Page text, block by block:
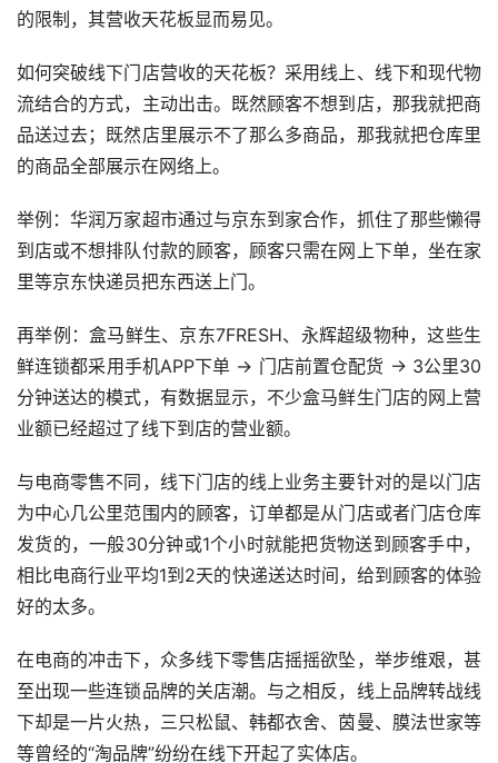
的限制，其营收天花板显而易见。
如何突破线下门店营收的天花板？采用线上、线下和现代物
流结合的方式，主动出击。既然顾客不想到店，那我就把商
品送过去；既然店里展示不了那么多商品，那我就把仓库里
的商品全部展示在网络上。
举例：华润万家超市通过与京东到家合作，抓住了那些懒得
到店或不想排队付款的顾客，顾客只需在网上下单，坐在家
里等京东快递员把东西送上门。
再举例：盒马鲜生、京东7FRESH、永辉超级物种，这些生
鲜连锁都采用手机APP下单 → 门店前置仓配货 → 3公里30
分钟送达的模式，有数据显示，不少盒马鲜生门店的网上营
业额已经超过了线下到店的营业额。
与电商零售不同，线下门店的线上业务主要针对的是以门店
为中心几公里范围内的顾客，订单都是从门店或者门店仓库
发货的，一般30分钟或1个小时就能把货物送到顾客手中，
相比电商行业平均1到2天的快递送达时间，给到顾客的体验
好的太多。
在电商的冲击下，众多线下零售店摇摇欲坠，举步维艰，甚
至出现一些连锁品牌的关店潮。与之相反，线上品牌转战线
下却是一片火热，三只松鼠、韩都衣舍、茵曼、膜法世家等
等曾经的“淘品牌”纷纷在线下开起了实体店。